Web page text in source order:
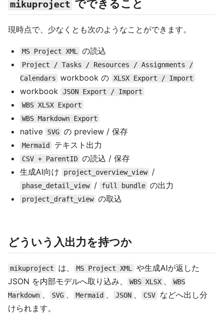
mikuproject でできること
現時点で、少なくとも次のようなことができます。
MS Project XML の読込
Project / Tasks / Resources / Assignments /
Calendars
workbook の XLSX Export / Import
workbook
JSON Export / Import
WBS XLSX Export
WBS Markdown Export
native SVG の preview / 保存
Mermaid テキスト出力
CSV + ParentID の読込 / 保存
生成AI向け
project_overview_view /
phase_detail_view / full bundle の出力
project_draft_view の取込
どういう入出力を持つか
mikuproject は、 MS Project XML
や生成AIが返した
JSON を内部モデルへ取り込み、
WBS XLSX
WBS
Markdown
SVG Mermaid JSON CSV
などへ出し分
けられます。